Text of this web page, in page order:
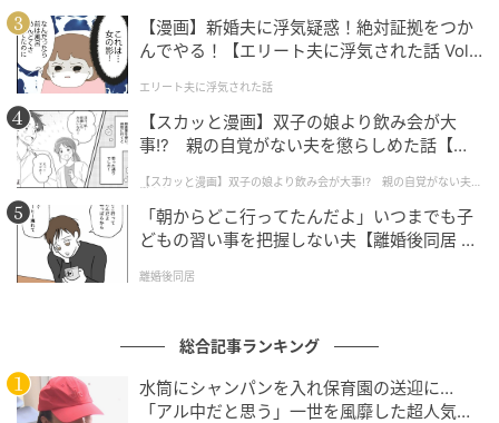
ウーマンエキサイト
【漫画】新婚夫に浮気疑惑！絶対証拠をつか
んでやる！【エリート夫に浮気された話 Vol.
エリート夫に浮気された話
【スカッと漫画】双子の娘より飲み会が大
事!? 親の自覚がない夫を懲らしめた話【第1
【スカッと漫画】双子の娘より飲み会が大事!? 親の自覚がない夫を
懲らしめた話
「朝からどこ行ってたんだよ」いつまでも子
どもの習い事を把握しない夫【離婚後同居 Vo
離婚後同居
総合記事ランキング
水筒にシャンパンを入れ保育園の送迎に…
「アル中だと思う」一世を風靡した超人気タ